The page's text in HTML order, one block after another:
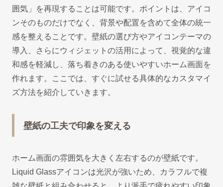
囲気」を再現することは可能です。ポイントは、アイコ
ンそのものだけでなく、背景や配置を含めて全体の統一
感を整えることです。壁紙の選び方やアイコンテーマの
導入、さらにウィジェットの活用によって、視覚的な違
和感を軽減し、落ち着きのある使いやすいホーム画面を
作れます。ここでは、すぐに試せる具体的なカスタマイ
ズ方法を紹介していきます。
壁紙の工夫で印象を変える
ホーム画面の雰囲気を大きく左右するのが壁紙です。
Liquid Glassアイコンは光沢が強いため、カラフルで複